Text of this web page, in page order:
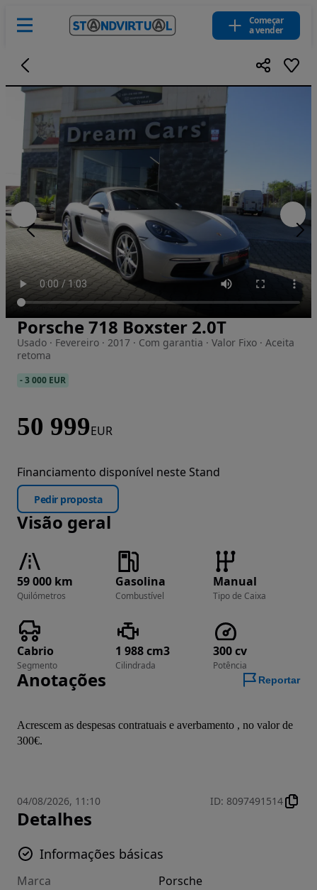
Começar
a vender
Imagem 1 de 27
Porsche 718 Boxster 2.0T
Usado · Fevereiro · 2017 · Com garantia · Valor Fixo · Aceita
retoma
-3 000 EUR
50 999EUR
Financiamento disponível neste Stand
Pedir proposta
Visão geral
59 000 km
Quilómetros
Gasolina
Combustível
Manual
Tipo de Caixa
Cabrio
Segmento
1 988 cm3
Cilindrada
300 cv
Potência
Anotações Reportar
Acrescem as despesas contratuais e averbamento , no valor de
300€.
04/08/2026, 11:10 ID: 8097491514
Detalhes
Informações básicas
Marca Porsche